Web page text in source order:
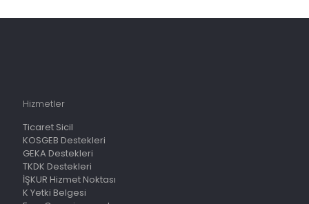
Hizmetler
Ticaret Sicil
KOSGEB Destekleri
GEKA Destekleri
TKDK Destekleri
İŞKUR Hizmet Noktası
K Yetki Belgesi